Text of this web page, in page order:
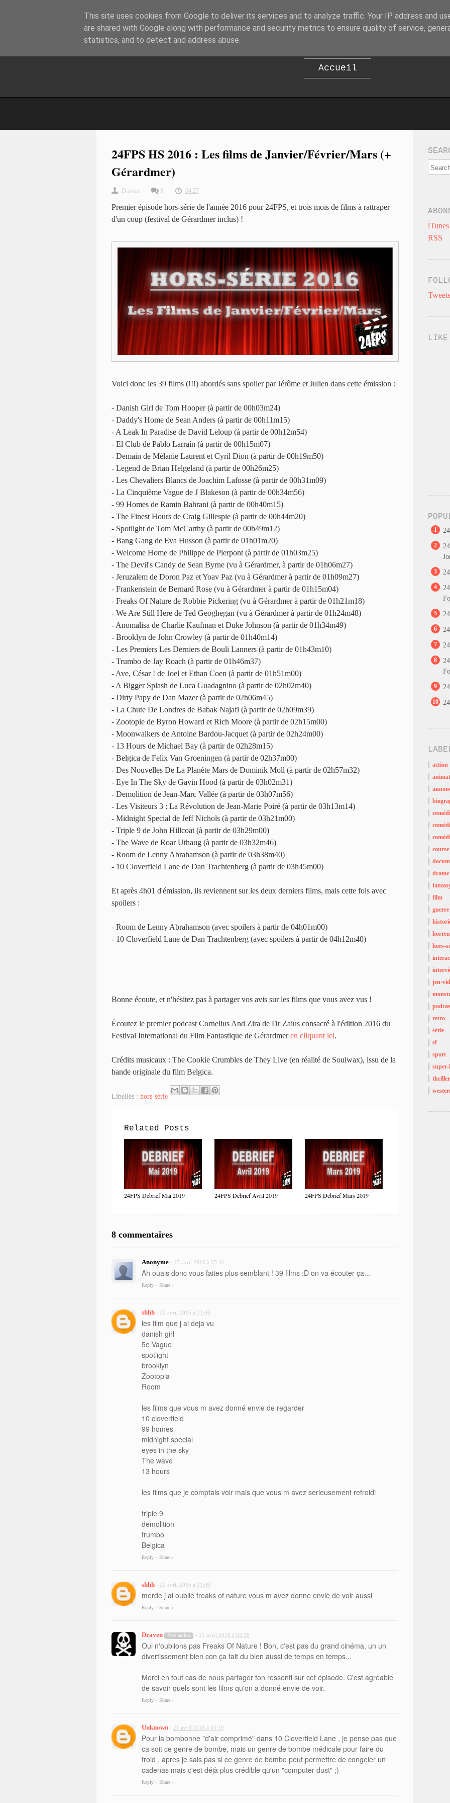
B EPOD
Accueil
24FPS HS 2016 : Les films de Janvier/Février/Mars (+
Gérardmer)
Draven 8 04:27
Premier épisode hors-série de l'année 2016 pour 24FPS, et trois mois de films à rattraper
d'un coup (festival de Gérardmer inclus) !
Voici donc les 39 films (!!!) abordés sans spoiler par Jérôme et Julien dans cette émission :
- Danish Girl de Tom Hooper (à partir de 00h03m24)
- Daddy's Home de Sean Anders (à partir de 00h11m15)
- A Leak In Paradise de David Leloup (à partir de 00h12m54)
- El Club de Pablo Larraín (à partir de 00h15m07)
- Demain de Mélanie Laurent et Cyril Dion (à partir de 00h19m50)
- Legend de Brian Helgeland (à partir de 00h26m25)
- Les Chevaliers Blancs de Joachim Lafosse (à partir de 00h31m09)
- La Cinquième Vague de J Blakeson (à partir de 00h34m56)
- 99 Homes de Ramin Bahrani (à partir de 00h40m15)
- The Finest Hours de Craig Gillespie (à partir de 00h44m20)
- Spotlight de Tom McCarthy (à partir de 00h49m12)
- Bang Gang de Eva Husson (à partir de 01h01m20)
- Welcome Home de Philippe de Pierpont (à partir de 01h03m25)
- The Devil's Candy de Sean Byrne (vu à Gérardmer, à partir de 01h06m27)
- Jeruzalem de Doron Paz et Yoav Paz (vu à Gérardmer à partir de 01h09m27)
- Frankenstein de Bernard Rose (vu à Gérardmer à partir de 01h15m04)
- Freaks Of Nature de Robbie Pickering (vu à Gérardmer à partir de 01h21m18)
- We Are Still Here de Ted Geoghegan (vu à Gérardmer à partir de 01h24m48)
- Anomalisa de Charlie Kaufman et Duke Johnson (à partir de 01h34m49)
- Brooklyn de John Crowley (à partir de 01h40m14)
- Les Premiers Les Derniers de Bouli Lanners (à partir de 01h43m10)
- Trumbo de Jay Roach (à partir de 01h46m37)
- Ave, César ! de Joel et Ethan Coen (à partir de 01h51m00)
- A Bigger Splash de Luca Guadagnino (à partir de 02h02m40)
- Dirty Papy de Dan Mazer (à partir de 02h06m45)
- La Chute De Londres de Babak Najafi (à partir de 02h09m39)
- Zootopie de Byron Howard et Rich Moore (à partir de 02h15m00)
- Moonwalkers de Antoine Bardou-Jacquet (à partir de 02h24m00)
- 13 Hours de Michael Bay (à partir de 02h28m15)
- Belgica de Felix Van Groeningen (à partir de 02h37m00)
- Des Nouvelles De La Planète Mars de Dominik Moll (à partir de 02h57m32)
- Eye In The Sky de Gavin Hood (à partir de 03h02m31)
- Demolition de Jean-Marc Vallée (à partir de 03h07m56)
- Les Visiteurs 3 : La Révolution de Jean-Marie Poiré (à partir de 03h13m14)
- Midnight Special de Jeff Nichols (à partir de 03h21m00)
- Triple 9 de John Hillcoat (à partir de 03h29m00)
- The Wave de Roar Uthaug (à partir de 03h32m46)
- Room de Lenny Abrahamson (à partir de 03h38m40)
- 10 Cloverfield Lane de Dan Trachtenberg (à partir de 03h45m00)
Et après 4h01 d'émission, ils reviennent sur les deux derniers films, mais cette fois avec
spoilers :
- Room de Lenny Abrahamson (avec spoilers à partir de 04h01m00)
- 10 Cloverfield Lane de Dan Trachtenberg (avec spoilers à partir de 04h12m40)
Bonne écoute, et n'hésitez pas à partager vos avis sur les films que vous avez vus !
Écoutez le premier podcast Cornelius And Zira de Dr Zaius consacré à l'édition 2016 du
Festival International du Film Fantastique de Gérardmeren cliquant ici.
Crédits musicaux : The Cookie Crumbles de They Live (en réalité de Soulwax), issu de la
bande originale du film Belgica.
Libellés : hors-série
Related Posts
24FPS Debrief Mai 2019 24FPS Debrief Avril 2019 24FPS Debrief Mars 2019
8 commentaires
Anonyme • 15 avril 2016 à 05:41
Ah ouais donc vous faites plus semblant ! 39 films :D on va écouter ça...
Reply • Share ›
shhh • 20 avril 2016 à 11:06
les film que j ai deja vu
danish girl
5e Vague
spotlight
brooklyn
Zootopia
Room
les films que vous m avez donné envie de regarder
10 cloverfield
99 homes
midnight special
eyes in the sky
The wave
13 hours
les films que je comptais voir mais que vous m avez serieusement refroidi
triple 9
demolition
trumbo
Belgica
Reply • Share ›
shhh • 20 avril 2016 à 11:09
merde j ai oublie freaks of nature vous m avez donne envie de voir aussi
Reply • Share ›
Draven Post author • 21 avril 2016 à 02:38
Oui n'oublions pas Freaks Of Nature ! Bon, c'est pas du grand cinéma, un un
divertissement bien con ça fait du bien aussi de temps en temps...
Merci en tout cas de nous partager ton ressenti sur cet épisode. C'est agréable
de savoir quels sont les films qu'on a donné envie de voir.
Reply • Share ›
Unknown • 21 avril 2016 à 03:19
Pour la bombonne "d'air comprimé" dans 10 Cloverfield Lane , je pense pas que
ca soit ce genre de bombe, mais un genre de bombe médicale pour faire du
froid , apres je sais pas si ce genre de bombe peut permettre de congeler un
cadenas mais c'est déjà plus crédible qu'un "computer dust" ;)
Reply • Share ›
iTunes
RSS
LIKE
1
2
3
4
5
6
7
8
9
10
action
course
drame
film
guerre
hors-
jeu-
retro
série
sf
sport
super-
thriller
This site uses cookies from Google to deliver its services and to analyze traffic. Your IP address and
are shared with Google along with performance and security metrics to ensure quality of service,
statistics, and to detect and address abuse.